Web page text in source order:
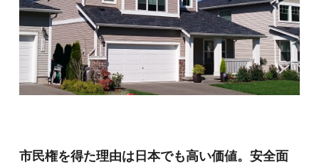
市民権を得た理由は日本でも高い価値。安全面